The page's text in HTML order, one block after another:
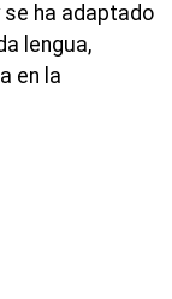
se ha adaptado
lengua,
en la